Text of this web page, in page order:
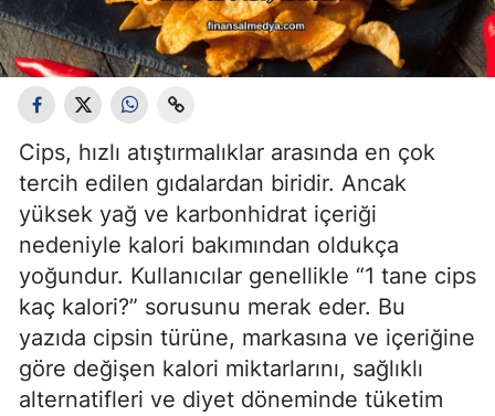
Cips, hızlı atıştırmalıklar arasında en çok
tercih edilen gıdalardan biridir. Ancak
yüksek yağ ve karbonhidrat içeriği
nedeniyle kalori bakımından oldukça
yoğundur. Kullanıcılar genellikle “1 tane cips
kaç kalori?” sorusunu merak eder. Bu
yazıda cipsin türüne, markasına ve içeriğine
göre değişen kalori miktarlarını, sağlıklı
alternatifleri ve diyet döneminde tüketim